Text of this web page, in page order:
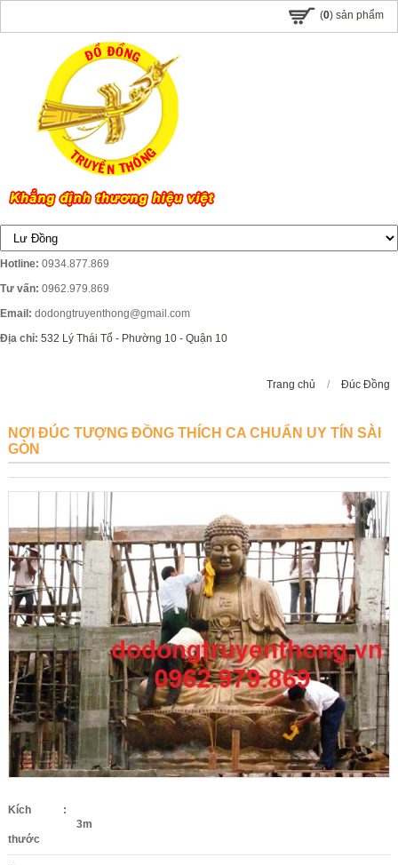
(0) sản phẩm
Hotline: 0934.877.869
Tư vấn: 0962.979.869
Email: dodongtruyenthong@gmail.com
Địa chỉ: 532 Lý Thái Tổ - Phường 10 - Quận 10
Trang chủ / Đúc Đồng
NƠI ĐÚC TƯỢNG ĐỒNG THÍCH CA CHUẨN UY TÍN SÀI
GÒN
Kích
thước
:
3m